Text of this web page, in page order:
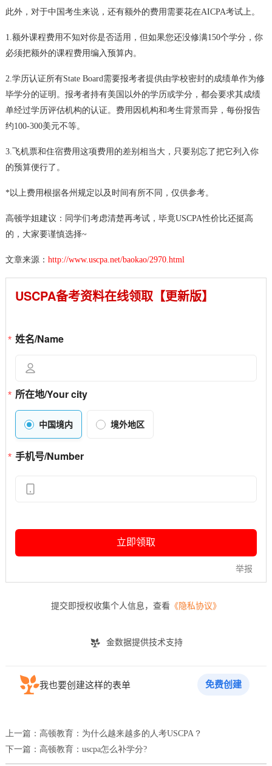
此外，对于中国考生来说，还有额外的费用需要花在AICPA考试上。
1.额外课程费用不知对你是否适用，但如果您还没修满150个学分，你
必须把额外的课程费用编入预算内。
2.学历认证所有State Board需要报考者提供由学校密封的成绩单作为修
毕学分的证明。报考者持有美国以外的学历或学分，都会要求其成绩
单经过学历评估机构的认证。费用因机构和考生背景而异，每份报告
约100-300美元不等。
3.飞机票和住宿费用这项费用的差别相当大，只要别忘了把它列入你
的预算便行了。
*以上费用根据各州规定以及时间有所不同，仅供参考。
高顿学姐建议：同学们考虑清楚再考试，毕竟USCPA性价比还挺高
的，大家要谨慎选择~
文章来源： http://www.uscpa.net/baokao/2970.html
上一篇： 高顿教育：为什么越来越多的人考USCPA？
下一篇： 高顿教育：uscpa怎么补学分?